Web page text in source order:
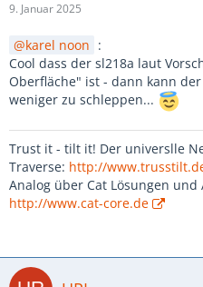
9. Januar 2025
karel noon :
Cool dass der sl218a laut
Oberfläche" ist - dann kann
weniger zu schleppen...
Trust it - tilt it! Der universlle
Traverse: http://
Analog über Cat Lösungen
http://www.cat-core.de